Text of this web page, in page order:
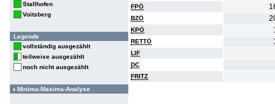
Stallhofen
Voitsberg
Legende
vollständig ausgezählt
teilweise ausgezählt
noch nicht ausgezählt
Minima-Maxima-Analyse
FPÖ
BZÖ
KPÖ
RETTÖ
LIF
DC
FRITZ